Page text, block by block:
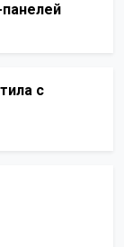
с